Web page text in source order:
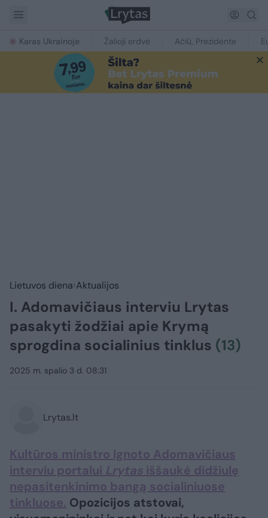
Karas Ukrainoje Žalioji erdvė Ačiū, Prezidente
Lietuvos diena Aktualijos
I. Adomavičiaus interviu Lrytas
pasakyti žodžiai apie Krymą
sprogdina socialinius tinklus (13)
2025 m. spalio 3 d. 08:31
Lrytas.lt
Kultūros ministro Ignoto Adomavičiaus
interviu portalui Lrytas iššaukė didžiulę
nepasitenkinimo bangą socialiniuose
tinkluose. Opozicijos atstovai,